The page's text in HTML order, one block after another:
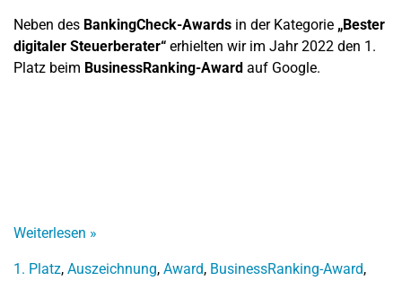
Neben des BankingCheck-Awards in der Kategorie „Bester
digitaler Steuerberater“ erhielten wir im Jahr 2022 den 1.
Platz beim BusinessRanking-Award auf Google.
Weiterlesen »
1. Platz, Auszeichnung, Award, BusinessRanking-Award,